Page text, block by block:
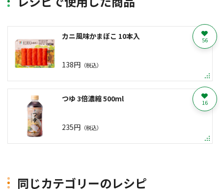
カニ風味かまぼこ 10本入
138円 （税込）
56
つゆ 3倍濃縮 500ml
235円 （税込）
16
同じカテゴリーのレシピ